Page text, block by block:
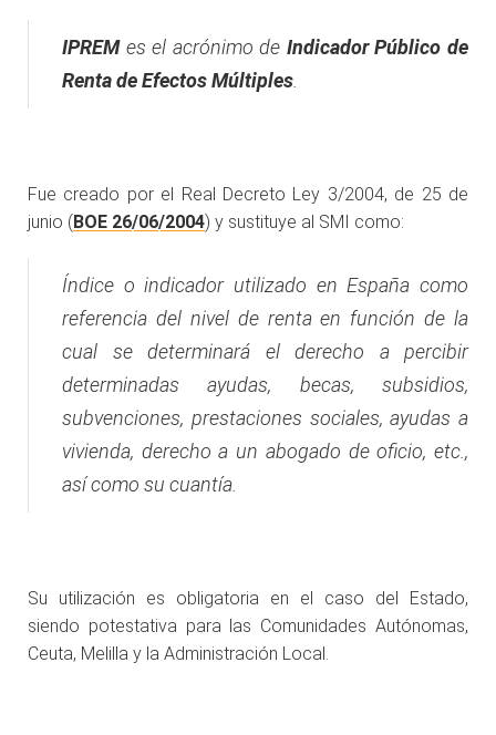
IPREMes el acrónimo de Indicador Público de
Renta de Efectos Múltiples.
Fue creado por el Real Decreto Ley 3/2004, de 25 de
junio ( BOE 26/06/2004) y sustituye al SMI como:
Índice o indicador utilizado en España como
referencia del nivel de renta en función de la
cual se determinará el derecho a percibir
determinadas ayudas, becas, subsidios,
subvenciones, prestaciones sociales, ayudas a
vivienda, derecho a un abogado de oficio, etc.,
así como su cuantía.
Su utilización es obligatoria en el caso del Estado,
siendo potestativa para las Comunidades Autónomas,
Ceuta, Melilla y la Administración Local.